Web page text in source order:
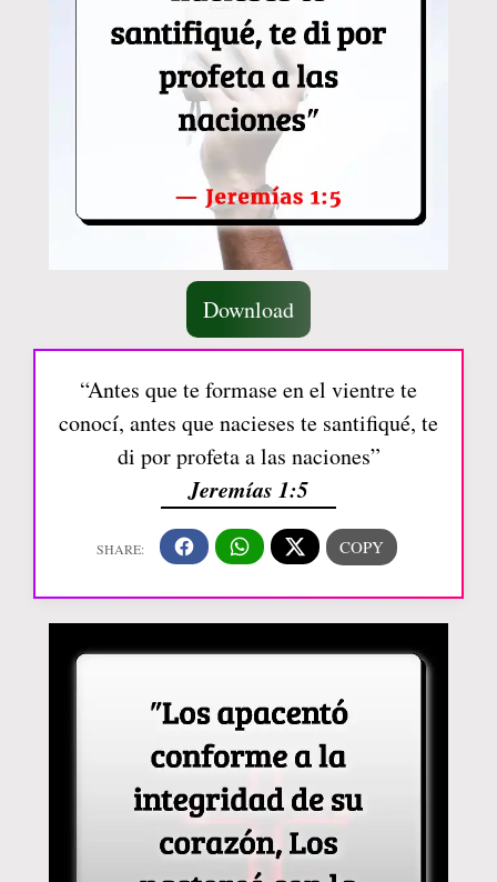
Download
“Antes que te formase en el vientre te
conocí, antes que nacieses te santifiqué, te
di por profeta a las naciones”
Jeremías 1:5